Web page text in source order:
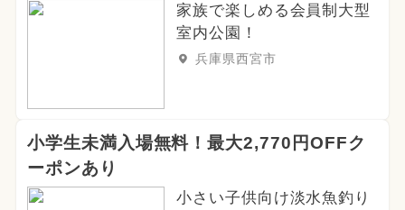
家族で楽しめる会員制大型
室内公園！
兵庫県西宮市
小学生未満入場無料！最大2,770円OFFク
ーポンあり
小さい子供向け淡水魚釣り